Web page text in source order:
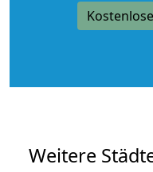
Weitere